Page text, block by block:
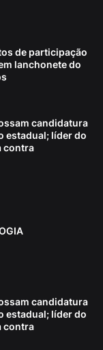
de participação
lanchonete do
candidatura
estadual; líder do
contra
candidatura
estadual; líder do
contra